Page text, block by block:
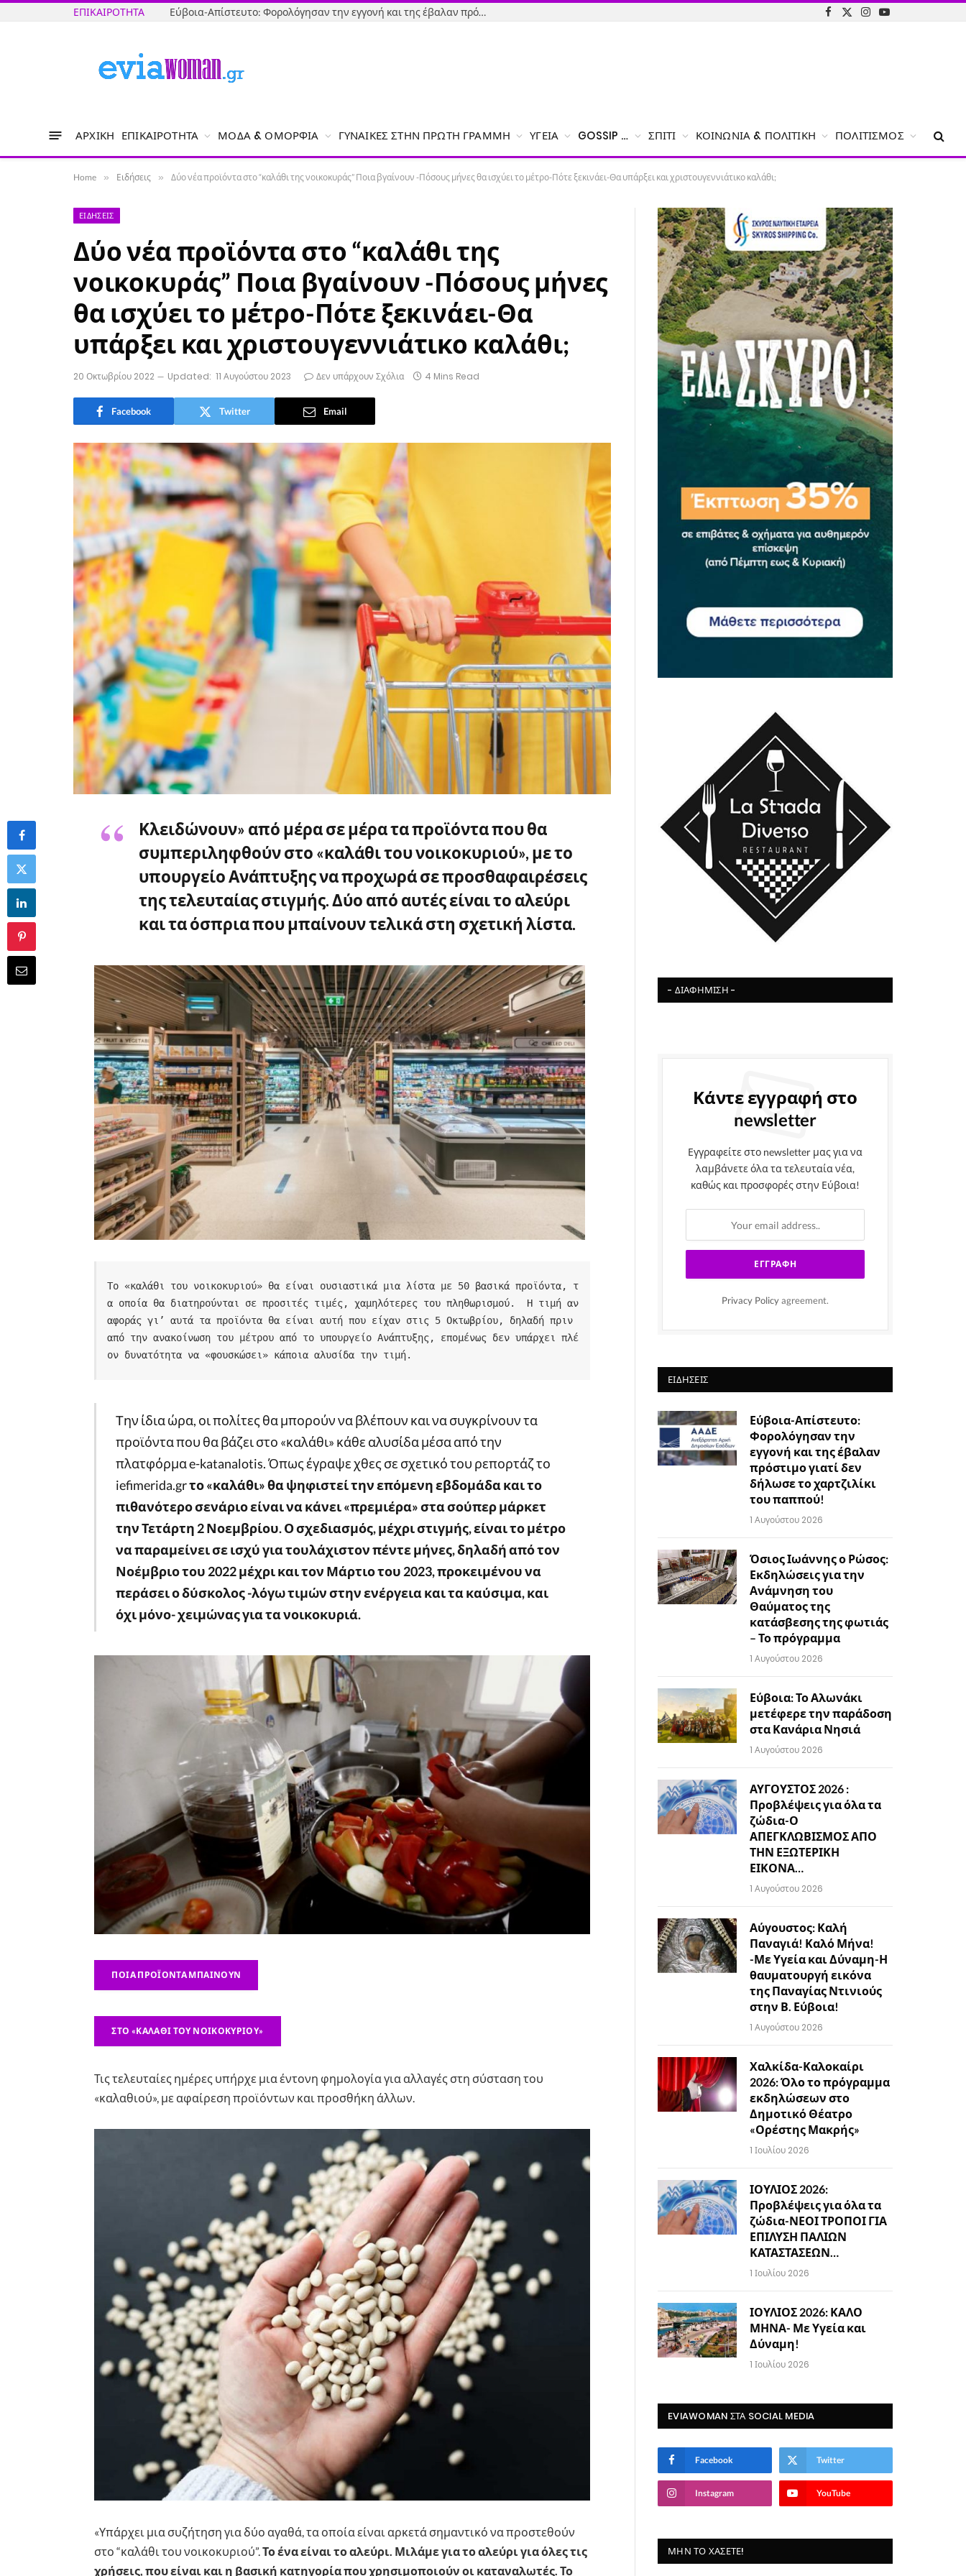
ΕΠΙΚΑΙΡΌΤΗΤΑ Εύβοια-Απίστευτο: Φορολόγησαν την εγγονή και της έβαλαν πρόστιμο γιατί δεν δήλωσε το χαρτζιλίκι του παππού!
Facebook
X
Instagram
YouTube
ΑΡΧΙΚΉ ΕΠΙΚΑΙΡΌΤΗΤΑ ΜΌΔΑ & ΟΜΟΡΦΙΆ ΓΥΝΑΊΚΕΣ ΣΤΗΝ ΠΡΏΤΗ ΓΡΑΜΜΉ ΥΓΕΊΑ GOSSIP … ΣΠΊΤΙ ΚΟΙΝΩΝΊΑ & ΠΟΛΙΤΙΚΉ ΠΟΛΙΤΙΣΜΌΣ
Home » Ειδήσεις » Δύο νέα προϊόντα στο “καλάθι της νοικοκυράς” Ποια βγαίνουν -Πόσους μήνες θα ισχύει το μέτρο-Πότε ξεκινάει-Θα υπάρξει και χριστουγεννιάτικο καλάθι;
ΕΙΔΉΣΕΙΣ
Δύο νέα προϊόντα στο “καλάθι της
νοικοκυράς” Ποια βγαίνουν -Πόσους μήνες
θα ισχύει το μέτρο-Πότε ξεκινάει-Θα
υπάρξει και χριστουγεννιάτικο καλάθι;
20 Οκτωβρίου 2022 Updated: 11 Αυγούστου 2023 Δεν υπάρχουν Σχόλια 4 Mins Read
Facebook Twitter Email
Κλειδώνουν» από μέρα σε μέρα τα προϊόντα που θα
συμπεριληφθούν στο «καλάθι του νοικοκυριού», με το
υπουργείο Ανάπτυξης να προχωρά σε προσθαφαιρέσεις
της τελευταίας στιγμής. Δύο από αυτές είναι το αλεύρι
και τα όσπρια που μπαίνουν τελικά στη σχετική λίστα.
Το «καλάθι του νοικοκυριού» θα είναι ουσιαστικά μια λίστα με 50 βασικά προϊόντα, τ
α οποία θα διατηρούνται σε προσιτές τιμές, χαμηλότερες του πληθωρισμού.  Η τιμή αν
αφοράς γι’ αυτά τα προϊόντα θα είναι αυτή που είχαν στις 5 Οκτωβρίου, δηλαδή πριν
από την ανακοίνωση του μέτρου από το υπουργείο Ανάπτυξης, επομένως δεν υπάρχει πλέ
ον δυνατότητα να «φουσκώσει» κάποια αλυσίδα την τιμή.
Tην ίδια ώρα, οι πολίτες θα μπορούν να βλέπουν και να συγκρίνουν τα
προϊόντα που θα βάζει στο «καλάθι» κάθε αλυσίδα μέσα από την
πλατφόρμα e-katanalotis. Όπως έγραψε χθες σε σχετικό του ρεπορτάζ το
iefimerida.grτο «καλάθι» θα ψηφιστεί την επόμενη εβδομάδα και το
πιθανότερο σενάριο είναι να κάνει «πρεμιέρα» στα σούπερ μάρκετ
την Τετάρτη 2 Νοεμβρίου. Ο σχεδιασμός, μέχρι στιγμής, είναι το μέτρο
να παραμείνει σε ισχύ για τουλάχιστον πέντε μήνες, δηλαδή από τον
Νοέμβριο του 2022 μέχρι και τον Μάρτιο του 2023, προκειμένου να
περάσει ο δύσκολος -λόγω τιμών στην ενέργεια και τα καύσιμα, και
όχι μόνο- χειμώνας για τα νοικοκυριά.
ΠΟΙΑ ΠΡΟΪΌΝΤΑ ΜΠΑΊΝΟΥΝ
ΣΤΟ «ΚΑΛΆΘΙ ΤΟΥ ΝΟΙΚΟΚΥΡΙΟΎ»
Τις τελευταίες ημέρες υπήρχε μια έντονη φημολογία για αλλαγές στη σύσταση του
«καλαθιού», με αφαίρεση προϊόντων και προσθήκη άλλων.
«Υπάρχει μια συζήτηση για δύο αγαθά, τα οποία είναι αρκετά σημαντικό να προστεθούν
στο “καλάθι του νοικοκυριού”.Το ένα είναι το αλεύρι. Μιλάμε για το αλεύρι για όλες τις
χρήσεις, που είναι και η βασική κατηγορία που χρησιμοποιούν οι καταναλωτές. Το
- ΔΙΑΦΉΜΙΣΗ -
Κάντε εγγραφή στο
newsletter
Εγγραφείτε στο newsletter μας για να
λαμβάνετε όλα τα τελευταία νέα,
καθώς και προσφορές στην Εύβοια!
Privacy Policy agreement.
ΕΙΔΉΣΕΙΣ
Εύβοια-Απίστευτο:
Φορολόγησαν την
εγγονή και της έβαλαν
πρόστιμο γιατί δεν
δήλωσε το χαρτζιλίκι
του παππού!
1 Αυγούστου 2026
Όσιος Ιωάννης ο Ρώσος:
Εκδηλώσεις για την
Ανάμνηση του
Θαύματος της
κατάσβεσης της φωτιάς
– Το πρόγραμμα
1 Αυγούστου 2026
Εύβοια: Το Αλωνάκι
μετέφερε την παράδοση
στα Κανάρια Νησιά
1 Αυγούστου 2026
ΑΥΓΟΥΣΤΟΣ 2026 :
Προβλέψεις για όλα τα
ζώδια-Ο
ΑΠΕΓΚΛΩΒΙΣΜΟΣ ΑΠΟ
ΤΗΝ ΕΞΩΤΕΡΙΚΗ
ΕΙΚΟΝΑ…
1 Αυγούστου 2026
Αύγουστος: Καλή
Παναγιά! Καλό Μήνα!
-Με Υγεία και Δύναμη-Η
θαυματουργή εικόνα
της Παναγίας Ντινιούς
στην Β. Εύβοια!
1 Αυγούστου 2026
Χαλκίδα-Καλοκαίρι
2026: Όλο το πρόγραμμα
εκδηλώσεων στο
Δημοτικό Θέατρο
«Ορέστης Μακρής»
1 Ιουλίου 2026
ΙΟΥΛΙΟΣ 2026:
Προβλέψεις για όλα τα
ζώδια-ΝΕΟΙ ΤΡΟΠΟΙ ΓΙΑ
ΕΠΙΛΥΣΗ ΠΑΛΙΩΝ
ΚΑΤΑΣΤΑΣΕΩΝ…
1 Ιουλίου 2026
ΙΟΥΛΙΟΣ 2026: ΚΑΛΟ
ΜΗΝΑ- Με Υγεία και
Δύναμη!
1 Ιουλίου 2026
EVIAWOMAN ΣΤΑ SOCIAL MEDIA
Facebook Twitter
Instagram YouTube
ΜΗΝ ΤΟ ΧΆΣΕΤΕ!